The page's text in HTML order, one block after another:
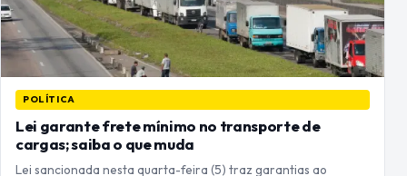
POLÍTICA
Lei garante frete mínimo no transporte de
cargas; saiba o que muda
Lei sancionada nesta quarta-feira (5) traz garantias ao